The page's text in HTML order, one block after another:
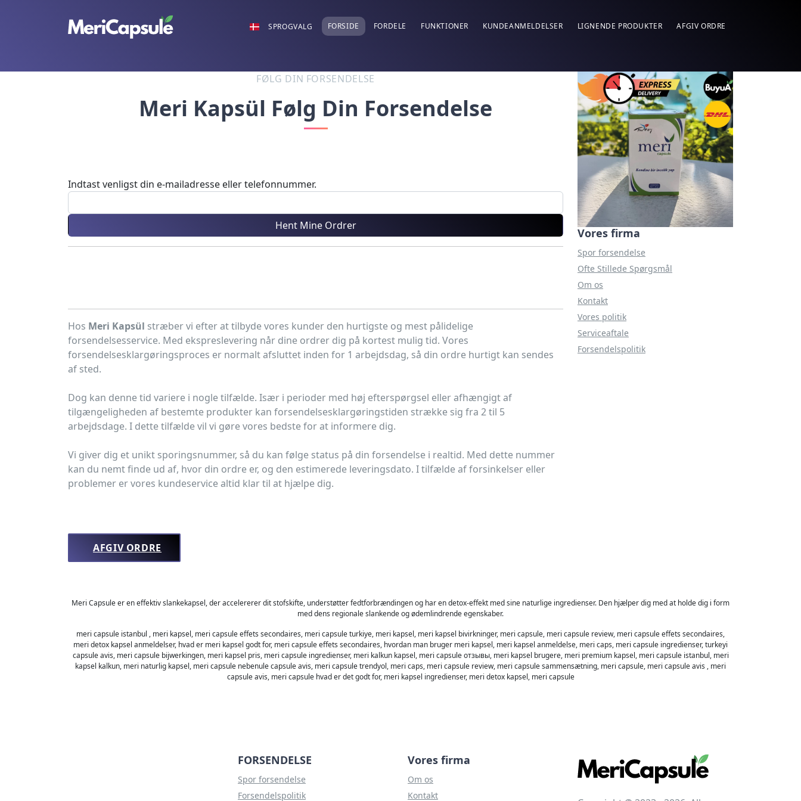
SPROGVALG FORSIDE FORDELE FUNKTIONER KUNDEANMELDELSER LIGNENDE PRODUKTER AFGIV ORDRE
FØLG DIN FORSENDELSE
Meri Kapsül Følg Din Forsendelse
Indtast venligst din e-mailadresse eller telefonnummer.
Hos Meri Kapsül stræber vi efter at tilbyde vores kunder den hurtigste og mest pålidelige
forsendelsesservice. Med ekspreslevering når dine ordrer dig på kortest mulig tid. Vores
forsendelsesklargøringsproces er normalt afsluttet inden for 1 arbejdsdag, så din ordre hurtigt kan sendes
af sted.
Dog kan denne tid variere i nogle tilfælde. Især i perioder med høj efterspørgsel eller afhængigt af
tilgængeligheden af bestemte produkter kan forsendelsesklargøringstiden strække sig fra 2 til 5
arbejdsdage. I dette tilfælde vil vi gøre vores bedste for at informere dig.
Vi giver dig et unikt sporingsnummer, så du kan følge status på din forsendelse i realtid. Med dette nummer
kan du nemt finde ud af, hvor din ordre er, og den estimerede leveringsdato. I tilfælde af forsinkelser eller
problemer er vores kundeservice altid klar til at hjælpe dig.
AFGIV ORDRE
Vores firma
Spor forsendelse
Ofte Stillede Spørgsmål
Om os
Kontakt
Vores politik
Serviceaftale
Forsendelspolitik
Meri Capsule er en effektiv slankekapsel, der accelererer dit stofskifte, understøtter fedtforbrændingen og har en detox-effekt med sine naturlige ingredienser. Den hjælper dig med at holde dig i form
med dens regionale slankende og ødemlindrende egenskaber.
meri capsule istanbul , meri kapsel, meri capsule effets secondaires, meri capsule turkiye, meri kapsel, meri kapsel bivirkninger, meri capsule, meri capsule review, meri capsule effets secondaires,
meri detox kapsel anmeldelser, hvad er meri kapsel godt for, meri capsule effets secondaires, hvordan man bruger meri kapsel, meri kapsel anmeldelse, meri caps, meri capsule ingredienser, turkeyi
capsule avis, meri capsule bijwerkingen, meri kapsel pris, meri capsule ingredienser, meri kalkun kapsel, meri capsule отзывы, meri kapsel brugere, meri premium kapsel, meri capsule istanbul, meri
kapsel kalkun, meri naturlig kapsel, meri capsule nebenule capsule avis, meri capsule trendyol, meri caps, meri capsule review, meri capsule sammensætning, meri capsule, meri capsule avis , meri
capsule avis, meri capsule hvad er det godt for, meri kapsel ingredienser, meri detox kapsel, meri capsule
FORSENDELSE
Spor forsendelse
Forsendelspolitik
Vores firma
Om os
Kontakt